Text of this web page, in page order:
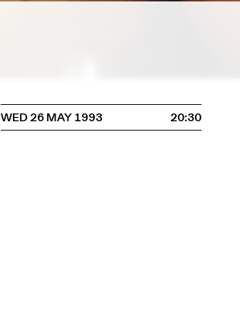
WED 26 MAY 1993 20:30